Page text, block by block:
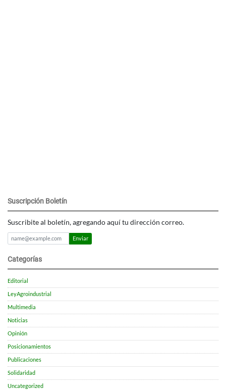
Suscripción Boletín
Suscribite al boletín, agregando aquí tu dirección correo.
Enviar
Categorías
Editorial
LeyAgroindustrial
Multimedia
Noticias
Opinión
Posicionamientos
Publicaciones
Solidaridad
Uncategorized